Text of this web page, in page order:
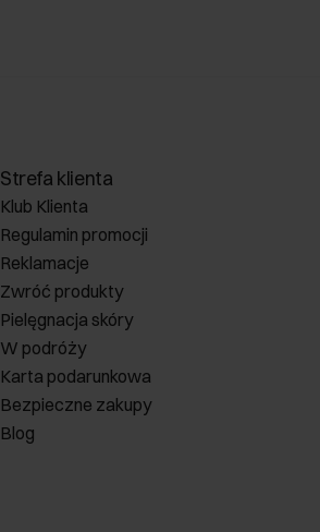
Strefa klienta
Klub Klienta
Regulamin promocji
Reklamacje
Zwróć produkty
Pielęgnacja skóry
W podróży
Karta podarunkowa
Bezpieczne zakupy
Blog